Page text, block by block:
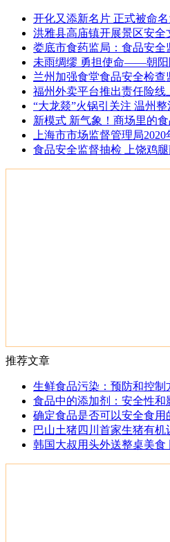
开化又添新名片 正式被命
洪雅县高庙镇开展景区安全
娄底市食药监局：食品安全
未雨绸缪 勇担使命——朝阳
兰州加强食堂食品安全检查
福州外卖平台推出责任险线
“大龙燚”火锅引关注 温州
新模式 新气象！商场里的
上海市市场监督管理局
食品安全监督抽检 上饶鸡
推荐文章
生鲜食品污染：预防和控制
食品中的添加剂：安全性和
确定食品是否可以安全食用
巴山土猪四川首家生猪有
韩国大叔用头外送整桌美食